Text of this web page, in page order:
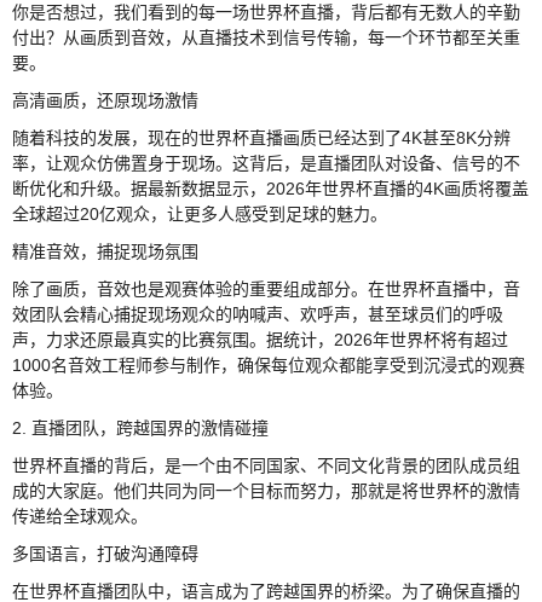
你是否想过，我们看到的每一场世界杯直播，背后都有无数人的辛勤
付出？从画质到音效，从直播技术到信号传输，每一个环节都至关重
要。
高清画质，还原现场激情
随着科技的发展，现在的世界杯直播画质已经达到了4K甚至8K分辨
率，让观众仿佛置身于现场。这背后，是直播团队对设备、信号的不
断优化和升级。据最新数据显示，2026年世界杯直播的4K画质将覆盖
全球超过20亿观众，让更多人感受到足球的魅力。
精准音效，捕捉现场氛围
除了画质，音效也是观赛体验的重要组成部分。在世界杯直播中，音
效团队会精心捕捉现场观众的呐喊声、欢呼声，甚至球员们的呼吸
声，力求还原最真实的比赛氛围。据统计，2026年世界杯将有超过
1000名音效工程师参与制作，确保每位观众都能享受到沉浸式的观赛
体验。
2. 直播团队，跨越国界的激情碰撞
世界杯直播的背后，是一个由不同国家、不同文化背景的团队成员组
成的大家庭。他们共同为同一个目标而努力，那就是将世界杯的激情
传递给全球观众。
多国语言，打破沟通障碍
在世界杯直播团队中，语言成为了跨越国界的桥梁。为了确保直播的